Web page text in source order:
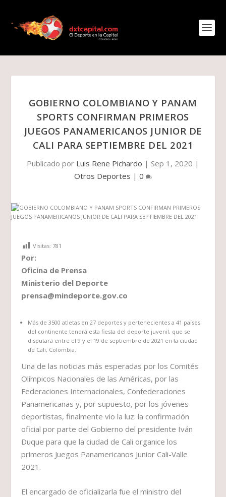
GOBIERNO COLOMBIANO Y PANAM
SPORTS CONFIRMAN PRIMEROS
JUEGOS PANAMERICANOS JUNIOR DE
CALI PARA SEPTIEMBRE DEL 2021
Publicado por Luis Rene Pichardo | Sep 1, 2020 |
Otros Deportes | 0
Visitas: 781
Por:
Oficina de Prensa
Ministerio del Deporte
prensa@mindeporte.gov.co
Más de 3500 atletas en 27 deportes y pertenecientes a 41 países
del continente tendrá esta fiesta del deporte juvenil, que se
disputará entre el 9 y el 19 de septiembre de 2021 en la ciudad
de Cali, Colombia.
Una de las noticias más esperadas por los Comités
Olímpicos Nacionales de las Américas, por las
Federaciones Internacionales, Confederaciones
Panamericanas y, por supuesto, por los jóvenes
deportistas, finalmente vio la luz: la confirmación
oficial por parte del Gobierno del presidente Iván
Duque para que la ciudad de Cali organice los
primeros Juegos Panamericanos Junior Cali-Valle
2021.
El encargado de oficializarla fue el ministro del